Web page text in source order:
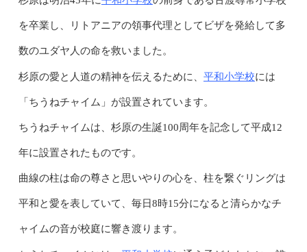
を卒業し、リトアニアの領事代理としてビザを発給して多
数のユダヤ人の命を救いました。
杉原の愛と人道の精神を伝えるために、 平和小学校には
「ちうねチャイム」が設置されています。
ちうねチャイムは、杉原の生誕100周年を記念して平成12
年に設置されたものです。
曲線の柱は命の尊さと思いやりの心を、柱を繋ぐリングは
平和と愛を表していて、毎日8時15分になると清らかなチ
ャイムの音が校庭に響き渡ります。